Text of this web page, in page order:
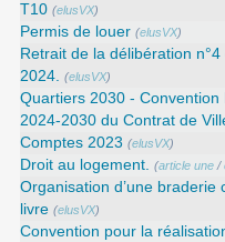
T10 (elusVX)
Permis de louer (elusVX)
Retrait de la délibération
2024. (elusVX)
Quartiers 2030 - Convention
2024-2030 du Contrat de
Comptes 2023 (elusVX)
Droit au logement. (article une /
Organisation d’une
livre (elusVX)
Convention pour la